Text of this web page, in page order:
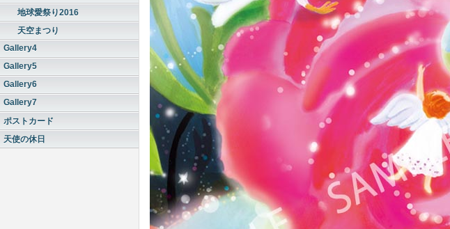
地球愛祭り2016
天空まつり
Gallery4
Gallery5
Gallery6
Gallery7
ポストカード
天使の休日